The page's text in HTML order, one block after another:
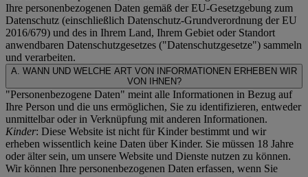
Ihre personenbezogenen Daten gemäß der EU-Gesetzgebung zum
Datenschutz (einschließlich Datenschutz-Grundverordnung der EU
2016/679) und des in Ihrem Land, Ihrem Gebiet oder Standort
anwendbaren Datenschutzgesetzes ("Datenschutzgesetze") sammeln
und verarbeiten.
A. WANN UND WELCHE ART VON INFORMATIONEN ERHEBEN WIR
VON IHNEN?
"Personenbezogene Daten" meint alle Informationen in Bezug auf
Ihre Person und die uns ermöglichen, Sie zu identifizieren, entweder
unmittelbar oder in Verknüpfung mit anderen Informationen.
Kinder: Diese Website ist nicht für Kinder bestimmt und wir
erheben wissentlich keine Daten über Kinder. Sie müssen 18 Jahre
oder älter sein, um unsere Website und Dienste nutzen zu können.
Wir können Ihre personenbezogenen Daten erfassen, wenn Sie